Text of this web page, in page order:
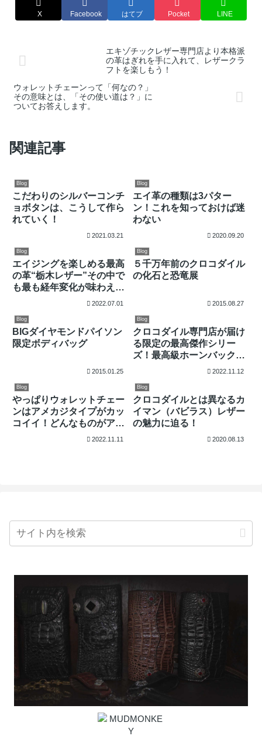
X Facebook はてブ Pocket LINE
エキゾチックレザー専門店より本格派
の革はぎれを手に入れて、レザークラ
フトを楽しもう！
ウォレットチェーンって「何なの？」
その意味とは、「その使い道は？」に
ついてお答えします。
関連記事
Blog
こだわりのシルバーコンチ
ョボタンは、こうして作ら
れていく！
2021.03.21
Blog
エイ革の種類は3パター
ン！これを知っておけば迷
わない
2020.09.20
Blog
エイジングを楽しめる最高
の革“栃木レザー”その中で
も最も経年変化が味わえる
カラーや種類は何？2022.07.01
Blog
５千万年前のクロコダイル
の化石と恐竜展
2015.08.27
Blog
BIGダイヤモンドパイソン
限定ボディバッグ
2015.01.25
Blog
クロコダイル専門店が届け
る限定の最高傑作シリー
ズ！最高級ホーンバックク
ラウンのクロコダイル長財
2022.11.12
Blog
やっぱりウォレットチェー
ンはアメカジタイプがカッ
コイイ！どんなものがアメ
カジウォレットチェーンな
2022.11.11
Blog
クロコダイルとは異なるカ
イマン（バビラス）レザー
の魅力に迫る！
2020.08.13